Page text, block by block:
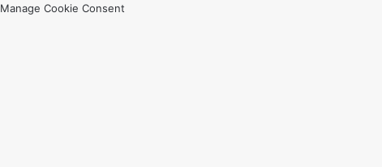
Manage Cookie Consent